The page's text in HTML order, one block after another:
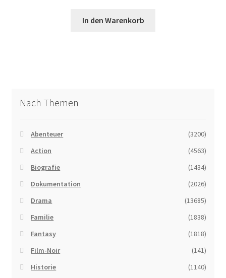
In den Warenkorb
Nach Themen
Abenteuer
(3200)
Action
(4563)
Biografie
(1434)
Dokumentation
(2026)
Drama
(13685)
Familie
(1838)
Fantasy
(1818)
Film-Noir
(141)
Historie
(1140)